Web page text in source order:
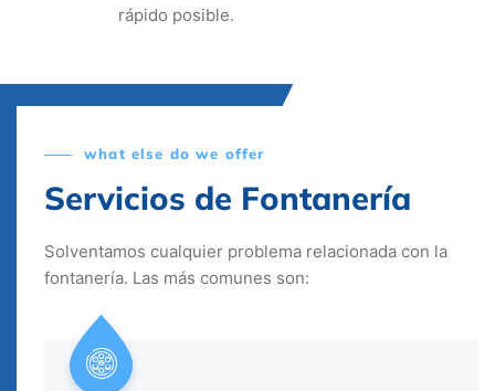
rápido posible.
what else do we offer
Servicios de Fontanería
Solventamos cualquier problema relacionada con la
fontanería. Las más comunes son: